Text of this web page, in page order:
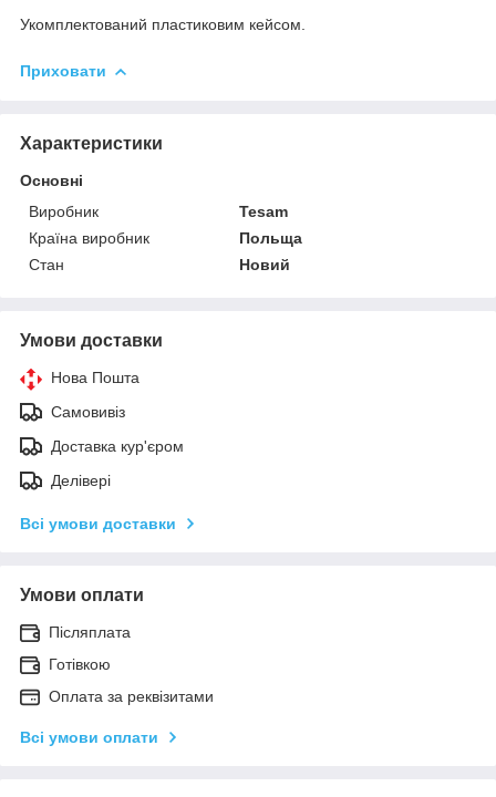
Укомплектований пластиковим кейсом.
Приховати
Характеристики
Основні
Виробник
Tesam
Країна виробник
Польща
Стан
Новий
Умови доставки
Нова Пошта
Самовивіз
Доставка кур'єром
Делівері
Всі умови доставки
Умови оплати
Післяплата
Готівкою
Оплата за реквізитами
Всі умови оплати